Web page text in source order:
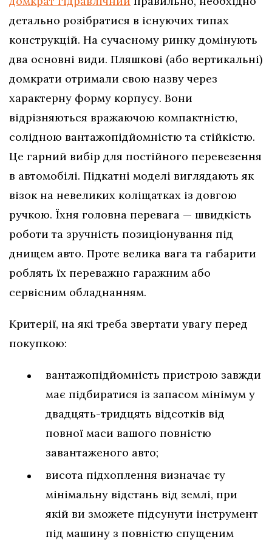
детально розібратися в існуючих типах
конструкцій. На сучасному ринку домінують
два основні види. Пляшкові (або вертикальні)
домкрати отримали свою назву через
характерну форму корпусу. Вони
відрізняються вражаючою компактністю,
солідною вантажопідйомністю та стійкістю.
Це гарний вибір для постійного перевезення
в автомобілі. Підкатні моделі виглядають як
візок на невеликих коліщатках із довгою
ручкою. Їхня головна перевага — швидкість
роботи та зручність позиціонування під
днищем авто. Проте велика вага та габарити
роблять їх переважно гаражним або
сервісним обладнанням.
Критерії, на які треба звертати увагу перед
покупкою:
вантажопідйомність пристрою завжди
має підбиратися із запасом мінімум у
двадцять-тридцять відсотків від
повної маси вашого повністю
завантаженого авто;
висота підхоплення визначає ту
мінімальну відстань від землі, при
якій ви зможете підсунути інструмент
під машину з повністю спущеним